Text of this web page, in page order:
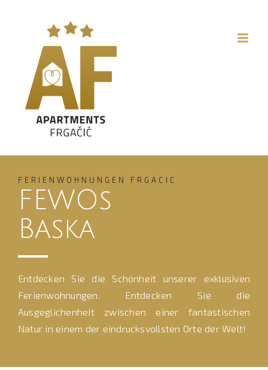
FERIENWOHNUNGEN FRGACIC
FEWOs
Baska
Entdecken Sie die Schönheit unserer exklusiven
Ferienwohnungen. Entdecken Sie die
Ausgeglichenheit zwischen einer fantastischen
Natur in einem der eindrucksvollsten Orte der Welt!